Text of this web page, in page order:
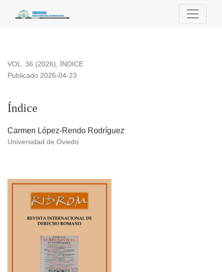
VOL. 36 (2026), ÍNDICE
Índice
Publicado 2026-04-23
Carmen López-Rendo Rodríguez
Universidad de Oviedo